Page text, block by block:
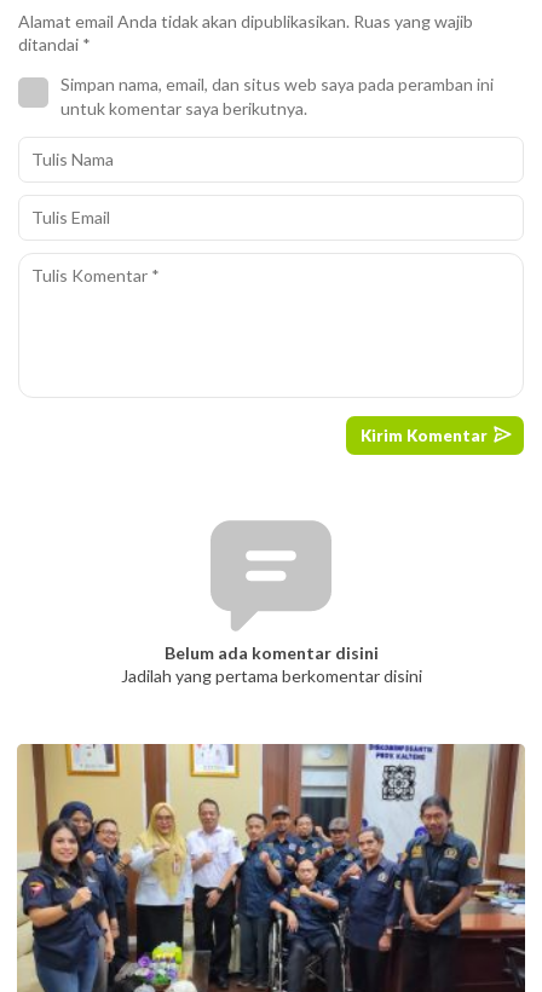
Alamat email Anda tidak akan dipublikasikan. Ruas yang wajib
ditandai *
Simpan nama, email, dan situs web saya pada peramban ini
untuk komentar saya berikutnya.
Belum ada komentar disini
Jadilah yang pertama berkomentar disini